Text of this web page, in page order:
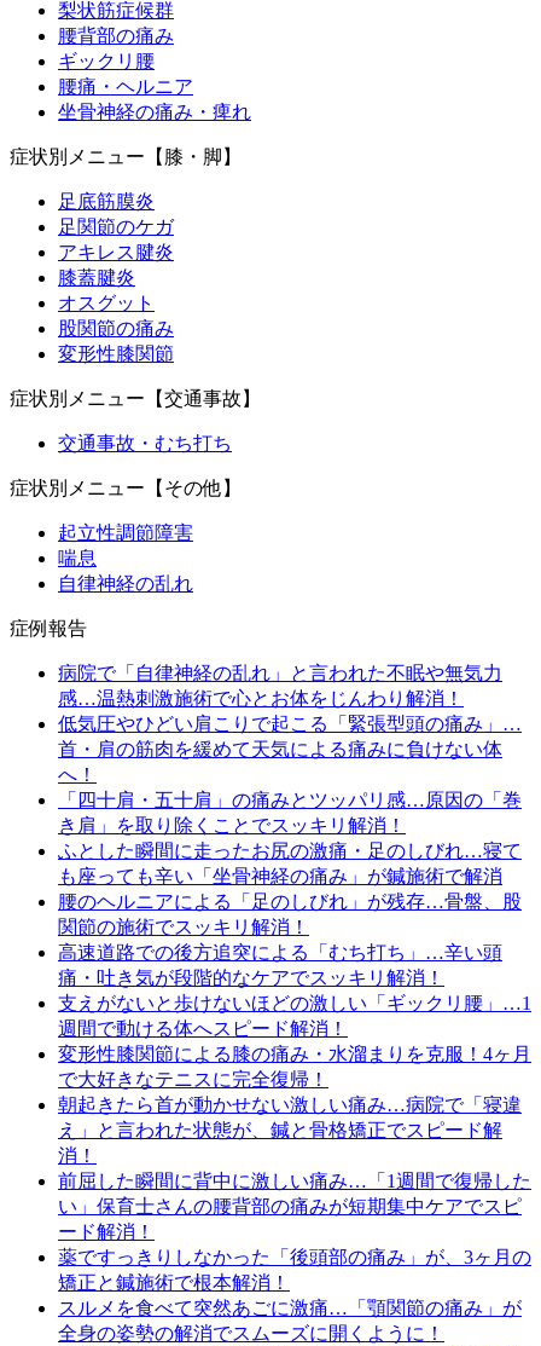
梨状筋症候群
腰背部の痛み
ギックリ腰
腰痛・ヘルニア
坐骨神経の痛み・痺れ
症状別メニュー【膝・脚】
足底筋膜炎
足関節のケガ
アキレス腱炎
膝蓋腱炎
オスグット
股関節の痛み
変形性膝関節
症状別メニュー【交通事故】
交通事故・むち打ち
症状別メニュー【その他】
起立性調節障害
喘息
自律神経の乱れ
症例報告
病院で「自律神経の乱れ」と言われた不眠や無気力
感…温熱刺激施術で心とお体をじんわり解消！
低気圧やひどい肩こりで起こる「緊張型頭の痛み」…
首・肩の筋肉を緩めて天気による痛みに負けない体
へ！
「四十肩・五十肩」の痛みとツッパリ感…原因の「巻
き肩」を取り除くことでスッキリ解消！
ふとした瞬間に走ったお尻の激痛・足のしびれ…寝て
も座っても辛い「坐骨神経の痛み」が鍼施術で解消
腰のヘルニアによる「足のしびれ」が残存…骨盤、股
関節の施術でスッキリ解消！
高速道路での後方追突による「むち打ち」…辛い頭
痛・吐き気が段階的なケアでスッキリ解消！
支えがないと歩けないほどの激しい「ギックリ腰」…1
週間で動ける体へスピード解消！
変形性膝関節による膝の痛み・水溜まりを克服！4ヶ月
で大好きなテニスに完全復帰！
朝起きたら首が動かせない激しい痛み…病院で「寝違
え」と言われた状態が、鍼と骨格矯正でスピード解
消！
前屈した瞬間に背中に激しい痛み…「1週間で復帰した
い」保育士さんの腰背部の痛みが短期集中ケアでスピ
ード解消！
薬ですっきりしなかった「後頭部の痛み」が、3ヶ月の
矯正と鍼施術で根本解消！
スルメを食べて突然あごに激痛…「顎関節の痛み」が
全身の姿勢の解消でスムーズに開くように！